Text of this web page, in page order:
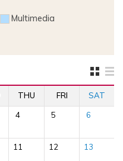
Multimedia
THU FRI SAT
4 5 6
11 12 13